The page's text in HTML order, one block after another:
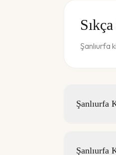
Şanlıurfa
Şanlıurfa
Şanlıurfa